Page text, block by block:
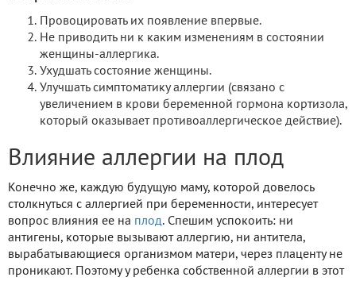
Провоцировать их появление впервые.
Не приводить ни к каким изменениям в состоянии
женщины-аллергика.
Ухудшать состояние женщины.
Улучшать симптоматику аллергии (связано с
увеличением в крови беременной гормона кортизола,
который оказывает противоаллергическое действие).
Влияние аллергии на плод
Конечно же, каждую будущую маму, которой довелось
столкнуться с аллергией при беременности, интересует
вопрос влияния ее на плод. Спешим успокоить: ни
антигены, которые вызывают аллергию, ни антитела,
вырабатывающиеся организмом матери, через плаценту не
проникают. Поэтому у ребенка собственной аллергии в этот